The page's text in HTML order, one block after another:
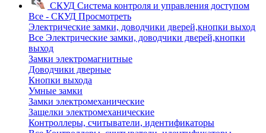
СКУД Система контроля и управления доступом
Все - СКУД Просмотреть
Электрические замки, доводчики дверей,кнопки выход
Все Электрические замки, доводчики дверей,кнопки
выход
Замки электромагнитные
Доводчики дверные
Кнопки выхода
Умные замки
Замки электромеханические
Защелки электромеханические
Контроллеры, считыватели, идентификаторы